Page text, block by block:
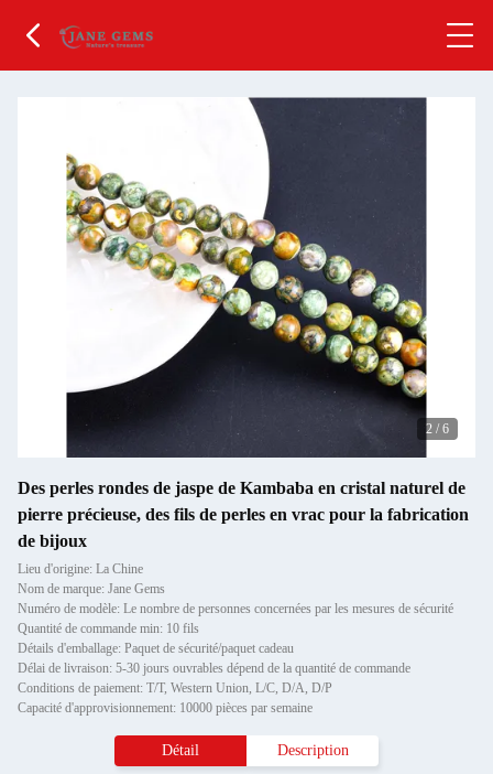
2 / 6
Des perles rondes de jaspe de Kambaba en cristal naturel de
pierre précieuse, des fils de perles en vrac pour la fabrication
de bijoux
Lieu d'origine: La Chine
Nom de marque: Jane Gems
Numéro de modèle: Le nombre de personnes concernées par les mesures de sécurité
Quantité de commande min: 10 fils
Détails d'emballage: Paquet de sécurité/paquet cadeau
Délai de livraison: 5-30 jours ouvrables dépend de la quantité de commande
Conditions de paiement: T/T, Western Union, L/C, D/A, D/P
Capacité d'approvisionnement: 10000 pièces par semaine
Détail Description